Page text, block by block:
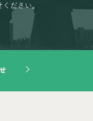
ださい。